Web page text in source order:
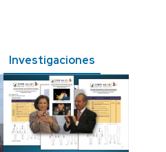
Investigaciones